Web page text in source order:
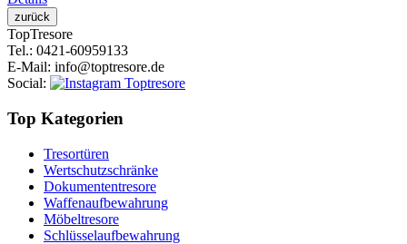
TopTresore
Tel.: 0421-60959133
E-Mail: info@toptresore.de
Social:
Top Kategorien
Tresortüren
Wertschutzschränke
Dokumententresore
Waffenaufbewahrung
Möbeltresore
Schlüsselaufbewahrung